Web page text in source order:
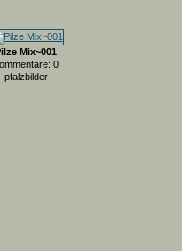
Mix~001
0
pfalzbilder